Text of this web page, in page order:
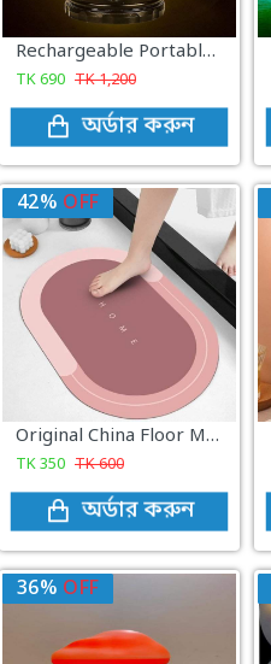
Rechargeable Portable Retro Camping Lamp
TK690 TK1,200
অর্ডার করুন
42% OFF
Original China Floor Mat- pink colour
TK350 TK600
অর্ডার করুন
36% OFF